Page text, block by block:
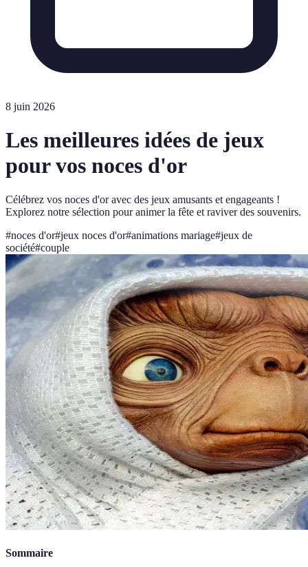
8 juin 2026
Les meilleures idées de jeux
pour vos noces d'or
Célébrez vos noces d'or avec des jeux amusants et engageants !
Explorez notre sélection pour animer la fête et raviver des souvenirs.
#noces d'or#jeux noces d'or#animations mariage#jeux de
société#couple
Sommaire